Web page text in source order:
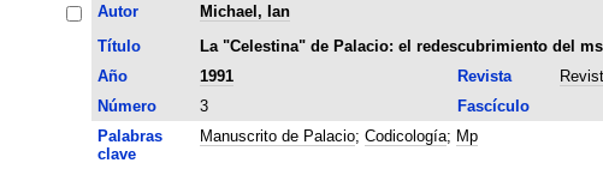
Autor
Michael, Ian
Título
La "Celestina" de Palacio: el redescubrimiento del
Año
1991 Revista
Número
3 Fascículo
Palabras
clave
Manuscrito de Palacio; Codicología; Mp